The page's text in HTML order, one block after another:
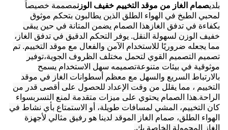
بلديصمام الغاز من موقد التخييم خفيف الوزنمصممة خصيصاً
لمحبي الطبخ في الهواء الطلق الذين يطالبون بتحكم موثوق
بكفاءة في تدفق الغازهذا الصمام يضمن المتانة في حين يبقى
خفيف الوزن لسهولة النقل. يوفر التحكم الدقيق في تدفق الغاز،
مما يجعله ضروريًا للاستخدام الآمن والفعال مع موقد التخييم. تم
تصميم التصميم القوي لتحمل مختلف الظروف الجوية،توفير
موثوقية في بيئات متنوعةتصميمه سهل الاستخدام يسمح
بالارتباط السريع والسهل مع معظم أسطوانات الغاز في موقد
التخييم ، مما يقلل من وقت الإعداد للحصول على أقصى قدر من
الراحة.هذا الصمام يحتوي على ميزات متقدمة لمنع التسربسواء
كان التخييم، المشي لمسافات طويلة، أو الاستمتاع بأي نشاط في
الهواء الطلق، صمام الغاز الموقد لدينا هو رفيق مثالي لأجهزة
الغاز المحمولة الخاصة بك.